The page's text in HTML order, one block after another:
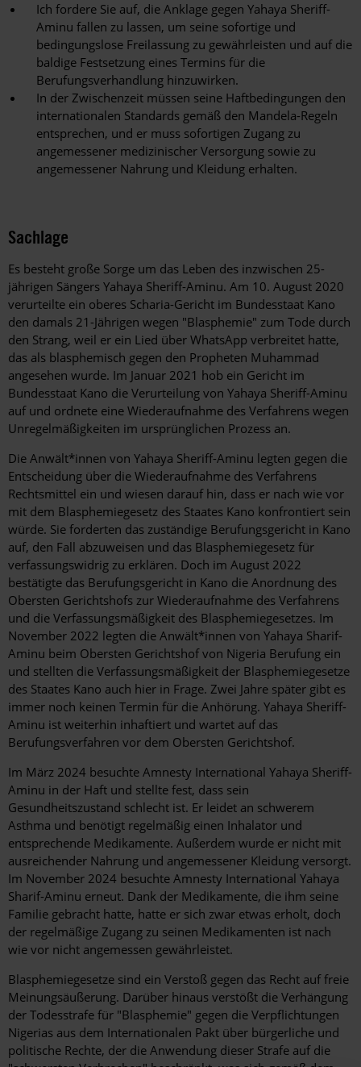
Ich fordere Sie auf, die Anklage gegen Yahaya Sheriff-
Aminu fallen zu lassen, um seine sofortige und
bedingungslose Freilassung zu gewährleisten und auf die
baldige Festsetzung eines Termins für die
Berufungsverhandlung hinzuwirken.
In der Zwischenzeit müssen seine Haftbedingungen den
internationalen Standards gemäß den Mandela-Regeln
entsprechen, und er muss sofortigen Zugang zu
angemessener medizinischer Versorgung sowie zu
angemessener Nahrung und Kleidung erhalten.
Sachlage
Es besteht große Sorge um das Leben des inzwischen 25-
jährigen Sängers Yahaya Sheriff-Aminu. Am 10. August 2020
verurteilte ein oberes Scharia-Gericht im Bundesstaat Kano
den damals 21-Jährigen wegen "Blasphemie" zum Tode durch
den Strang, weil er ein Lied über WhatsApp verbreitet hatte,
das als blasphemisch gegen den Propheten Muhammad
angesehen wurde. Im Januar 2021 hob ein Gericht im
Bundesstaat Kano die Verurteilung von Yahaya Sheriff-Aminu
auf und ordnete eine Wiederaufnahme des Verfahrens wegen
Unregelmäßigkeiten im ursprünglichen Prozess an.
Die Anwält*innen von Yahaya Sheriff-Aminu legten gegen die
Entscheidung über die Wiederaufnahme des Verfahrens
Rechtsmittel ein und wiesen darauf hin, dass er nach wie vor
mit dem Blasphemiegesetz des Staates Kano konfrontiert sein
würde. Sie forderten das zuständige Berufungsgericht in Kano
auf, den Fall abzuweisen und das Blasphemiegesetz für
verfassungswidrig zu erklären. Doch im August 2022
bestätigte das Berufungsgericht in Kano die Anordnung des
Obersten Gerichtshofs zur Wiederaufnahme des Verfahrens
und die Verfassungsmäßigkeit des Blasphemiegesetzes. Im
November 2022 legten die Anwält*innen von Yahaya Sharif-
Aminu beim Obersten Gerichtshof von Nigeria Berufung ein
und stellten die Verfassungsmäßigkeit der Blasphemiegesetze
des Staates Kano auch hier in Frage. Zwei Jahre später gibt es
immer noch keinen Termin für die Anhörung. Yahaya Sheriff-
Aminu ist weiterhin inhaftiert und wartet auf das
Berufungsverfahren vor dem Obersten Gerichtshof.
Im März 2024 besuchte Amnesty International Yahaya Sheriff-
Aminu in der Haft und stellte fest, dass sein
Gesundheitszustand schlecht ist. Er leidet an schwerem
Asthma und benötigt regelmäßig einen Inhalator und
entsprechende Medikamente. Außerdem wurde er nicht mit
ausreichender Nahrung und angemessener Kleidung versorgt.
Im November 2024 besuchte Amnesty International Yahaya
Sharif-Aminu erneut. Dank der Medikamente, die ihm seine
Familie gebracht hatte, hatte er sich zwar etwas erholt, doch
der regelmäßige Zugang zu seinen Medikamenten ist nach
wie vor nicht angemessen gewährleistet.
Blasphemiegesetze sind ein Verstoß gegen das Recht auf freie
Meinungsäußerung. Darüber hinaus verstößt die Verhängung
der Todesstrafe für "Blasphemie" gegen die Verpflichtungen
Nigerias aus dem Internationalen Pakt über bürgerliche und
politische Rechte, der die Anwendung dieser Strafe auf die